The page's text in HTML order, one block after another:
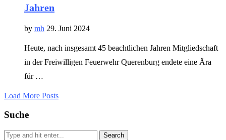
Jahren
by mh 29. Juni 2024
Heute, nach insgesamt 45 beachtlichen Jahren Mitgliedschaft
in der Freiwilligen Feuerwehr Querenburg endete eine Ära
für …
Load More Posts
Suche
Search